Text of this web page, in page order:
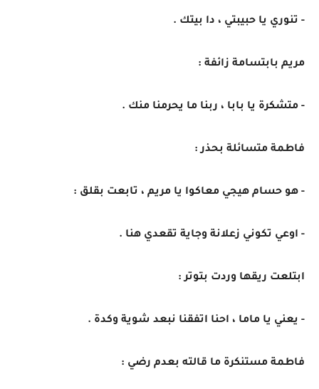
- تنوري يا حبيبتي ، دا بيتك .
مريم بابتسامة زائفة :
- متشكرة يا بابا ، ربنا ما يحرمنا منك .
فاطمة متسائلة بحذر :
- هو حسام هيجي معاكوا يا مريم ، تابعت بقلق :
- اوعي تكوني زعلانة وجاية تقعدي هنا .
ابتلعت ريقها وردت بتوتر :
- يعني يا ماما ، احنا اتفقنا نبعد شوية وكدة .
فاطمة مستنكرة ما قالته بعدم رضي :